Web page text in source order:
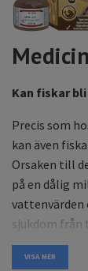
Kan fiskar
Precis som
kan även
Orsaken till
på en dålig
sjukdom från
drabbas i
VISA MER